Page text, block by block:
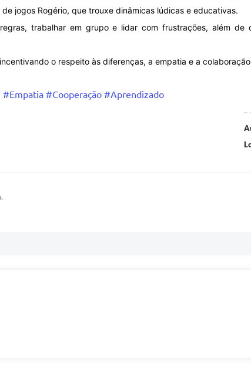
jogos Rogério, que trouxe dinâmicas lúdicas e educativas.
trabalhar em grupo e lidar com frustrações, além de
o respeito às diferenças, a empatia e a
#Empatia #Cooperação #Aprendizado